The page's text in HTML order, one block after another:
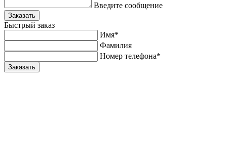
Введите сообщение
Заказать
Быстрый заказ
Имя*
Фамилия
Номер телефона*